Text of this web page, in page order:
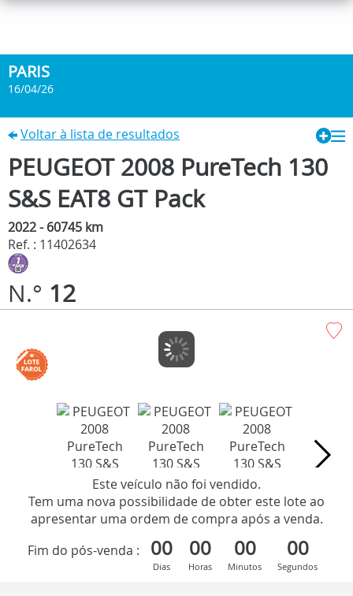
PARIS
16/04/26
Voltar à lista de resultados
PEUGEOT 2008 PureTech 130
S&S EAT8 GT Pack
2022 - 60745 km
Ref. : 11402634
N.° 12
Este veículo não foi vendido.
Tem uma nova possibilidade de obter este lote ao
apresentar uma ordem de compra após a venda.
Fim do pós-venda :
00
Dias
00
Horas
00
Minutos
00
Segundos